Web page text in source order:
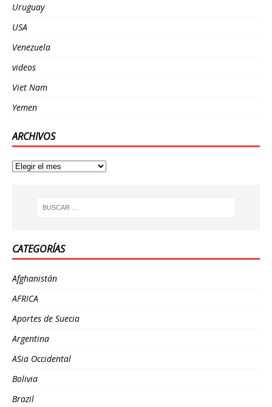
Uruguay
USA
Venezuela
videos
Viet Nam
Yemen
ARCHIVOS
CATEGORÍAS
Afghanistán
AFRICA
Aportes de Suecia
Argentina
ASia Occidental
Bolivia
Brazil